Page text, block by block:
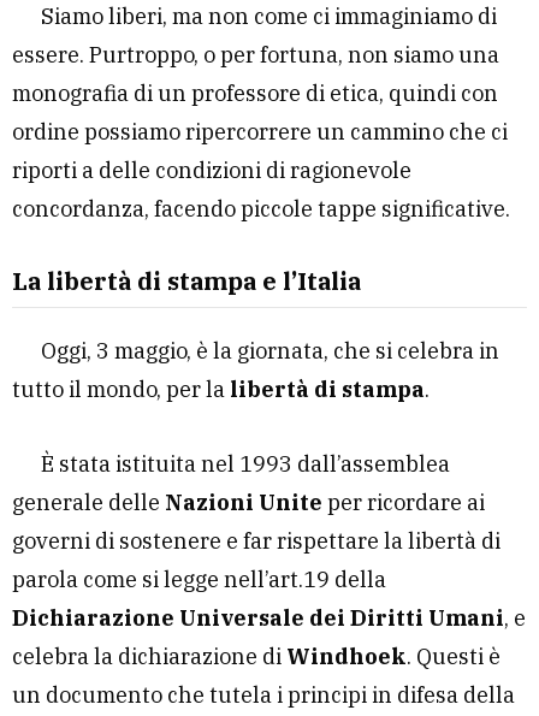
Siamo liberi, ma non come ci immaginiamo di
essere. Purtroppo, o per fortuna, non siamo una
monografia di un professore di etica, quindi con
ordine possiamo ripercorrere un cammino che ci
riporti a delle condizioni di ragionevole
concordanza, facendo piccole tappe significative.
La libertà di stampa e l’Italia
Oggi, 3 maggio, è la giornata, che si celebra in
tutto il mondo, per la libertà di stampa.
È stata istituita nel 1993 dall’assemblea
generale delle Nazioni Unite per ricordare ai
governi di sostenere e far rispettare la libertà di
parola come si legge nell’art.19 della
Dichiarazione Universale dei Diritti Umani, e
celebra la dichiarazione di Windhoek. Questi è
un documento che tutela i principi in difesa della